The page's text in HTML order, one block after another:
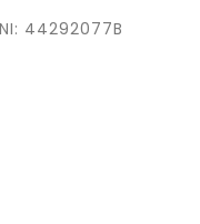
44292077B